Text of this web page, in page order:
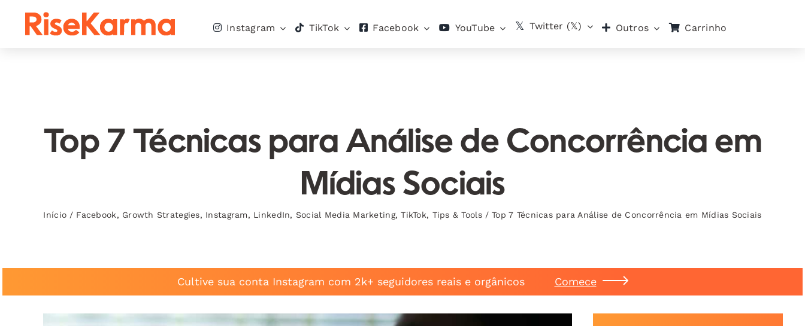
Instagram TikTok Facebook YouTube Twitter (𝕏) Outros Carrinho
Top 7 Técnicas para Análise de Concorrência em
Mídias Sociais
Início / Facebook, Growth Strategies, Instagram, LinkedIn, Social Media Marketing,TikTok, Tips & Tools / Top 7 Técnicas para Análise de Concorrência em Mídias Sociais
Cultive sua conta Instagram com 2k+ seguidores reais e orgânicos Comece